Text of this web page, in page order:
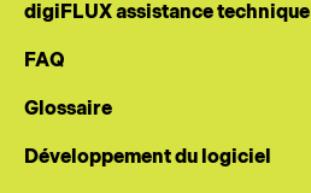
digiFLUX assistance technique
FAQ
Glossaire
Développement du logiciel